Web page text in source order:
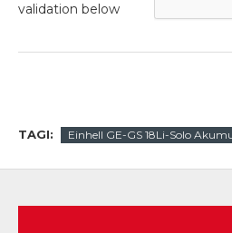
validation below
TAGI: Einhell GE-GS 18Li-Solo